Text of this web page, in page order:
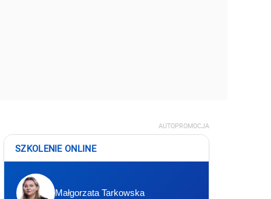
AUTOPROMOCJA
SZKOLENIE ONLINE
Małgorzata Tarkowska